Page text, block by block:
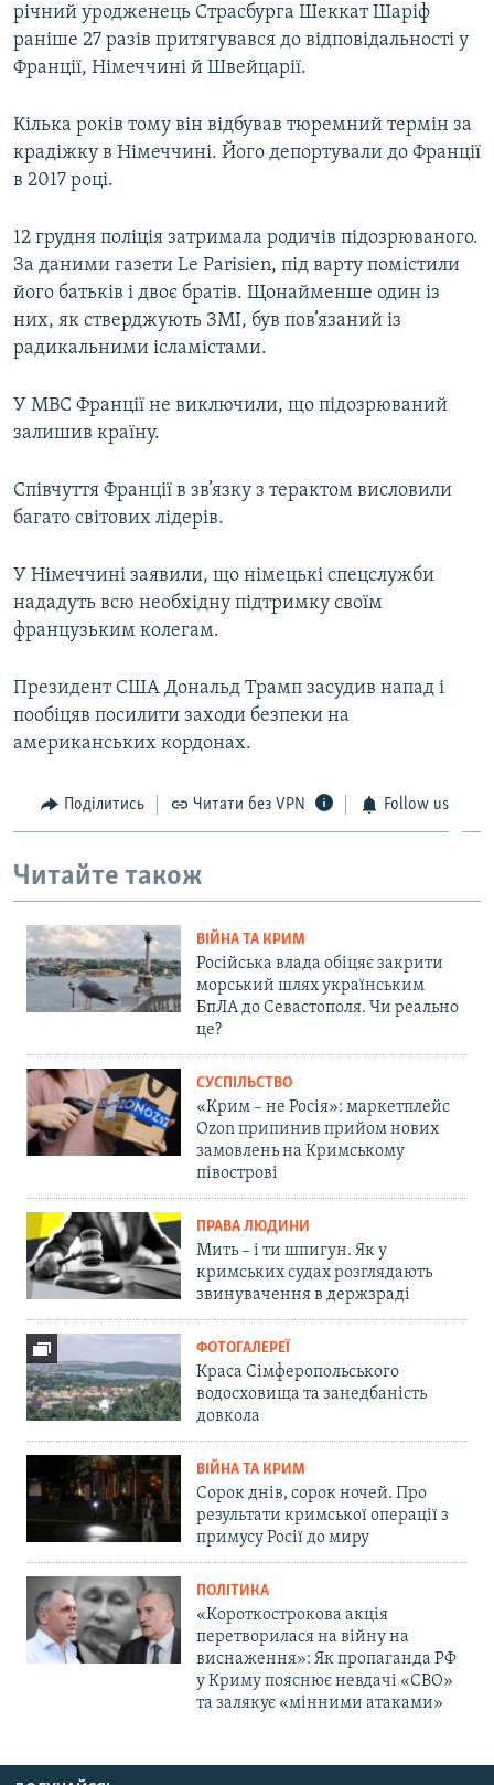
річний уродженець Страсбурга Шеккат Шаріф
раніше 27 разів притягувався до відповідальності у
Франції, Німеччині й Швейцарії.
Кілька років тому він відбував тюремний термін за
крадіжку в Німеччині. Його депортували до Франції
в 2017 році.
12 грудня поліція затримала родичів підозрюваного.
За даними газети Le Parisien, під варту помістили
його батьків і двоє братів. Щонайменше один із
них, як стверджують ЗМІ, був пов’язаний із
радикальними ісламістами.
У МВС Франції не виключили, що підозрюваний
залишив країну.
Співчуття Франції в зв’язку з терактом висловили
багато світових лідерів.
У Німеччині заявили, що німецькі спецслужби
нададуть всю необхідну підтримку своїм
французьким колегам.
Президент США Дональд Трамп засудив напад і
пообіцяв посилити заходи безпеки на
американських кордонах.
Поділитись Читати без VPN Follow us
Читайте також
ВІЙНА ТА КРИМ
Російська влада обіцяє закрити
морський шлях українським
БпЛА до Севастополя. Чи реально
це?
СУСПІЛЬСТВО
«Крим – не Росія»: маркетплейс
Ozon припинив прийом нових
замовлень на Кримському
півострові
ПРАВА ЛЮДИНИ
Мить – і ти шпигун. Як у
кримських судах розглядають
звинувачення в держзраді
ФОТОГАЛЕРЕЇ
Краса Сімферопольського
водосховища та занедбаність
довкола
ВІЙНА ТА КРИМ
Сорок днів, сорок ночей. Про
результати кримської операції з
примусу Росії до миру
ПОЛІТИКА
«Короткострокова акція
перетворилася на війну на
виснаження»: Як пропаганда РФ
у Криму пояснює невдачі «СВО»
та залякує «мінними атаками»